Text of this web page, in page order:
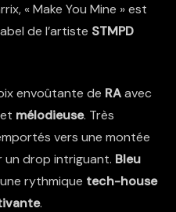
« Make You Mine » est
de l’artiste STMPD
envoûtante de RAavec
mélodieuse. Très
vers une montée
un drop intriguant. Bleu
rythmique tech-house
.